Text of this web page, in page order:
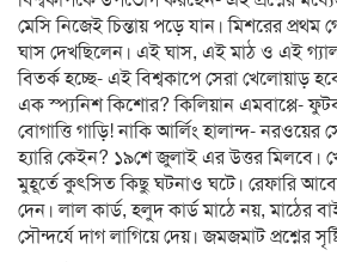
মেসি নিজেই চিন্তায় পড়ে যান। মিশরের
ঘাস দেখছিলেন। এই ঘাস, এই মাঠ ও এই
বিতর্ক হচ্ছে- এই বিশ্বকাপে সেরা খেলোয়াড়
এক স্প্যনিশ কিশোর? কিলিয়ান এমবাপ্পে-
বোগাত্তি গাড়ি! নাকি আর্লিং হালান্দ-
হ্যারি কেইন? ১৯শে জুলাই এর উত্তর মিলবে।
মুহূর্তে কুৎসিত কিছু ঘটনাও ঘটে। রেফারি
দেন। লাল কার্ড, হলুদ কার্ড মাঠে নয়, মাঠের
সৌন্দর্যে দাগ লাগিয়ে দেয়। জমজমাট প্রশ্নের